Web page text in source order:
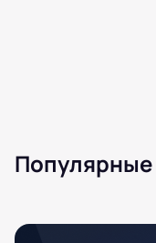
Популярные